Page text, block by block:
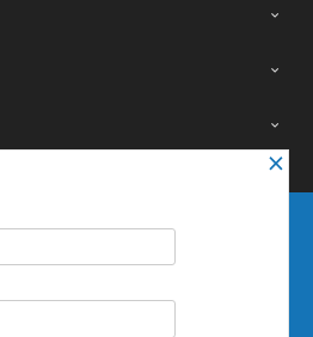
du får en bedre kjøpsopplevelse og vi kan
×